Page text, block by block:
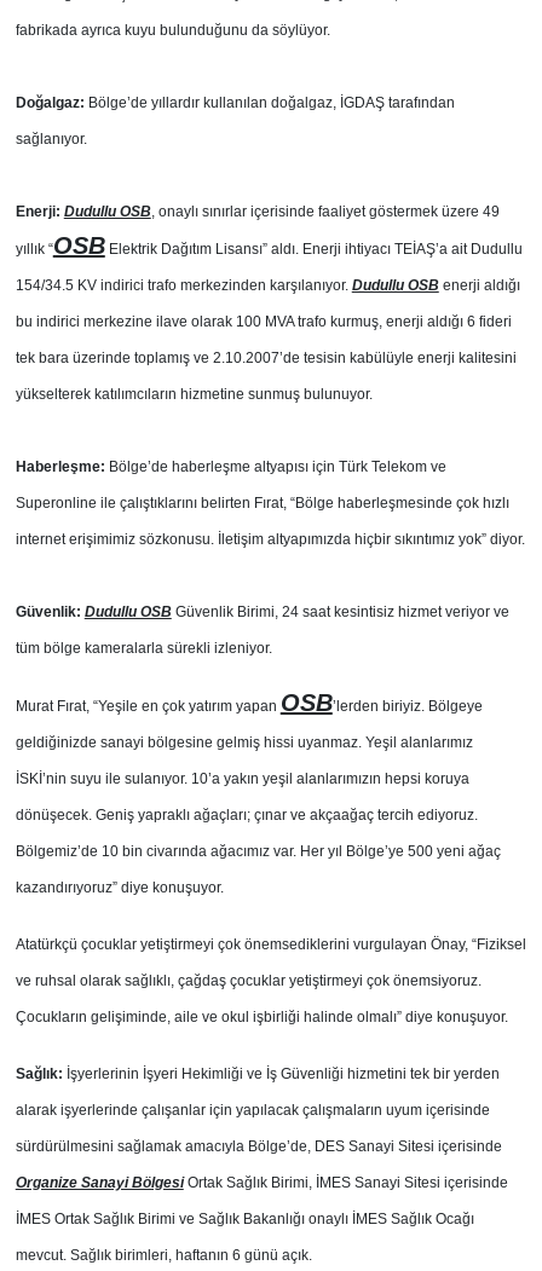
fabrikada ayrıca kuyu bulunduğunu da söylüyor.
Doğalgaz: Bölge’de yıllardır kullanılan doğalgaz, İGDAŞ tarafından
sağlanıyor.
Enerji: Dudullu OSB, onaylı sınırlar içerisinde faaliyet göstermek üzere 49
yıllık “OSBElektrik Dağıtım Lisansı” aldı. Enerji ihtiyacı TEİAŞ’a ait Dudullu
154/34.5 KV indirici trafo merkezinden karşılanıyor. Dudullu OSBenerji aldığı
bu indirici merkezine ilave olarak 100 MVA trafo kurmuş, enerji aldığı 6 fideri
tek bara üzerinde toplamış ve 2.10.2007’de tesisin kabülüyle enerji kalitesini
yükselterek katılımcıların hizmetine sunmuş bulunuyor.
Haberleşme: Bölge’de haberleşme altyapısı için Türk Telekom ve
Superonline ile çalıştıklarını belirten Fırat, “Bölge haberleşmesinde çok hızlı
internet erişimimiz sözkonusu. İletişim altyapımızda hiçbir sıkıntımız yok” diyor.
Güvenlik: Dudullu OSBGüvenlik Birimi, 24 saat kesintisiz hizmet veriyor ve
tüm bölge kameralarla sürekli izleniyor.
Murat Fırat, “Yeşile en çok yatırım yapan OSB’lerden biriyiz. Bölgeye
geldiğinizde sanayi bölgesine gelmiş hissi uyanmaz. Yeşil alanlarımız
İSKİ’nin suyu ile sulanıyor. 10’a yakın yeşil alanlarımızın hepsi koruya
dönüşecek. Geniş yapraklı ağaçları; çınar ve akçaağaç tercih ediyoruz.
Bölgemiz’de 10 bin civarında ağacımız var. Her yıl Bölge’ye 500 yeni ağaç
kazandırıyoruz” diye konuşuyor.
Atatürkçü çocuklar yetiştirmeyi çok önemsediklerini vurgulayan Önay, “Fiziksel
ve ruhsal olarak sağlıklı, çağdaş çocuklar yetiştirmeyi çok önemsiyoruz.
Çocukların gelişiminde, aile ve okul işbirliği halinde olmalı” diye konuşuyor.
Sağlık: İşyerlerinin İşyeri Hekimliği ve İş Güvenliği hizmetini tek bir yerden
alarak işyerlerinde çalışanlar için yapılacak çalışmaların uyum içerisinde
sürdürülmesini sağlamak amacıyla Bölge’de, DES Sanayi Sitesi içerisinde
Organize Sanayi BölgesiOrtak Sağlık Birimi, İMES Sanayi Sitesi içerisinde
İMES Ortak Sağlık Birimi ve Sağlık Bakanlığı onaylı İMES Sağlık Ocağı
mevcut. Sağlık birimleri, haftanın 6 günü açık.